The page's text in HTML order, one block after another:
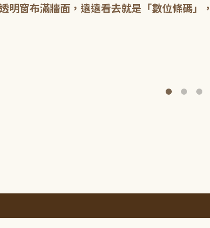
明窗布滿牆面，遠遠看去就是「數位條碼」